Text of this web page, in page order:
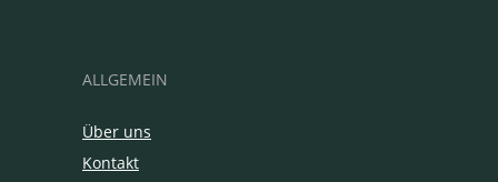
ALLGEMEIN
Über uns
Kontakt